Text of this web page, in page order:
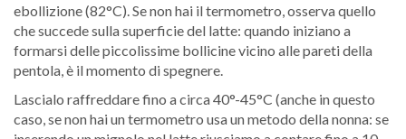
ebollizione (82°C). Se non hai il termometro, osserva quello
che succede sulla superficie del latte: quando iniziano a
formarsi delle piccolissime bollicine vicino alle pareti della
pentola, è il momento di spegnere.
Lascialo raffreddare fino a circa 40°-45°C (anche in questo
caso, se non hai un termometro usa un metodo della nonna: se